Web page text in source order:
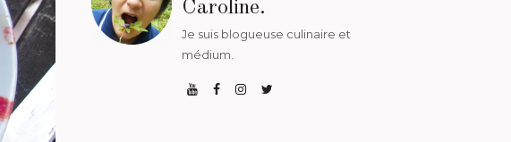
Caroline.
Je suis blogueuse culinaire et
médium.